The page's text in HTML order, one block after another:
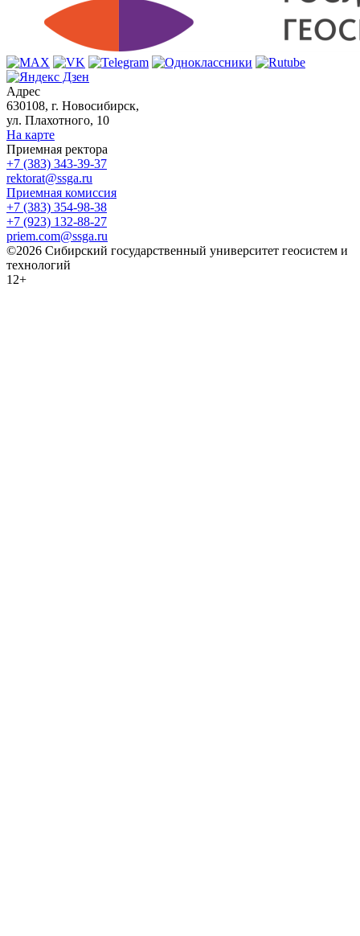
Адрес
630108, г. Новосибирск,
ул. Плахотного, 10
На карте
Приемная ректора
+7 (383) 343-39-37
rektorat@ssga.ru
Приемная комиссия
+7 (383) 354-98-38
+7 (923) 132-88-27
priem.com@ssga.ru
©2026 Сибирский государственный университет геосистем и
технологий
12+